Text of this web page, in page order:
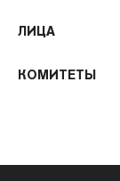
ЛИЦА
КОМИТЕТЫ